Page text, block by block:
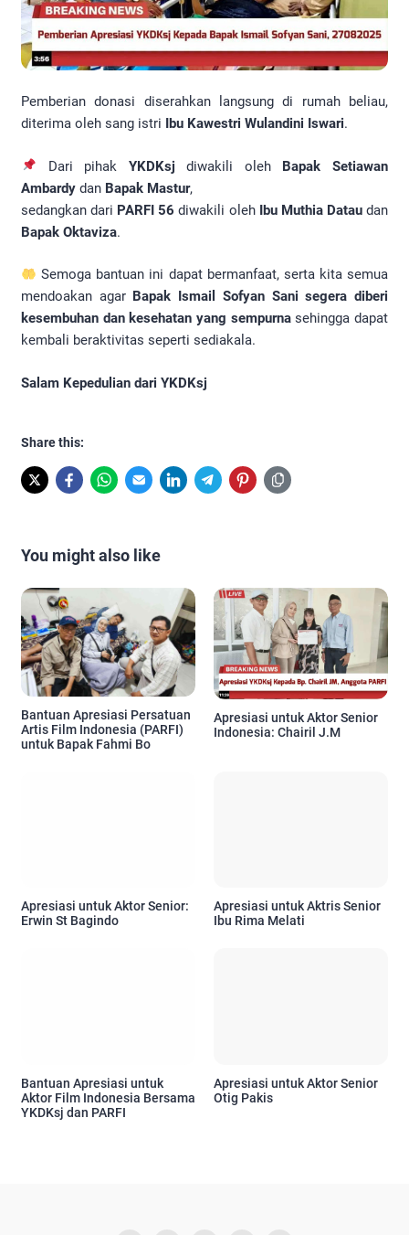
Pemberian donasi diserahkan langsung di rumah beliau,
diterima oleh sang istri Ibu Kawestri Wulandini Iswari.
Dari pihak YKDKsj diwakili oleh Bapak Setiawan
Ambardy dan Bapak Mastur,
sedangkan dari PARFI 56 diwakili oleh Ibu Muthia Dataudan
Bapak Oktaviza.
Semoga bantuan ini dapat bermanfaat, serta kita semua
mendoakan agar Bapak Ismail Sofyan Sani segera diberi
kesembuhan dan kesehatan yang sempurnasehingga dapat
kembali beraktivitas seperti sediakala.
Salam Kepedulian dari YKDKsj
Share this:
You might also like
Bantuan Apresiasi Persatuan
Artis Film Indonesia (PARFI)
untuk Bapak Fahmi Bo
Apresiasi untuk Aktor Senior
Indonesia: Chairil J.M
Apresiasi untuk Aktor Senior:
Erwin St Bagindo
Ibu Rima Melati
Bantuan Apresiasi untuk
Aktor Film Indonesia Bersama
YKDKsj dan PARFI
Apresiasi untuk Aktor Senior
Otig Pakis